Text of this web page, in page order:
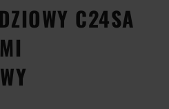
Dodaj zgłoszenie
C24SA